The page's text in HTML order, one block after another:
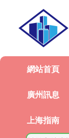
網站首頁
廣州訊息
上海指南